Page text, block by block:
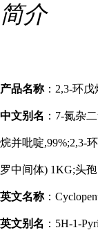
简介
产品名称：2,3-环戊
中文别名 ：7-氮杂
烷并吡啶,99%;2,3-
罗中间体) 1KG;头
英文名称：
英文别名 ：5H-1-